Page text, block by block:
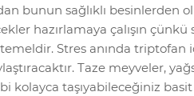
bunun sağlıklı besinlerden
hazırlamaya çalışın
Stres anında triptofan
Taze meyveler,
kolayca taşıyabileceğiniz